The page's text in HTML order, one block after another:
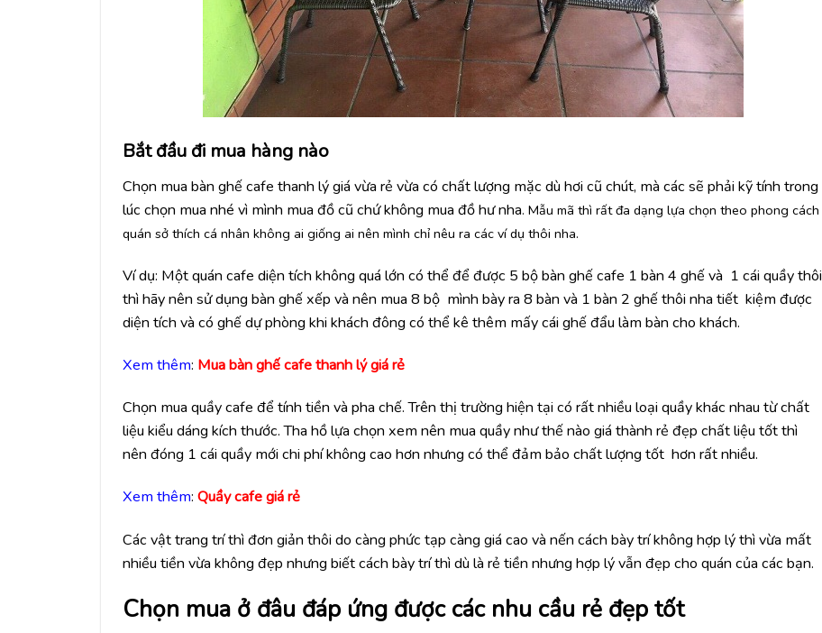
Bắt đầu đi mua hàng nào
Chọn mua bàn ghế cafe thanh lý giá vừa rẻ vừa có chất lượng mặc dù hơi cũ chút, mà các sẽ phải kỹ tính trong
lúc chọn mua nhé vì mình mua đồ cũ chứ không mua đồ hư nha. Mẫu mã thì rất đa dạng lựa chọn theo phong cách
quán sở thích cá nhân không ai giống ai nên mình chỉ nêu ra các ví dụ thôi nha.
Ví dụ: Một quán cafe diện tích không quá lớn có thể để được 5 bộ bàn ghế cafe 1 bàn 4 ghế và 1 cái quầy thôi
thì hãy nên sử dụng bàn ghế xếp và nên mua 8 bộ mình bày ra 8 bàn và 1 bàn 2 ghế thôi nha tiết kiệm được
diện tích và có ghế dự phòng khi khách đông có thể kê thêm mấy cái ghế đẩu làm bàn cho khách.
Xem thêm: Mua bàn ghế cafe thanh lý giá rẻ
Chọn mua quầy cafe để tính tiền và pha chế. Trên thị trường hiện tại có rất nhiều loại quầy khác nhau từ chất
liệu kiểu dáng kích thước. Tha hồ lựa chọn xem nên mua quầy như thế nào giá thành rẻ đẹp chất liệu tốt thì
nên đóng 1 cái quầy mới chi phí không cao hơn nhưng có thể đảm bảo chất lượng tốt hơn rất nhiều.
Xem thêm:Quầy cafe giá rẻ
Các vật trang trí thì đơn giản thôi do càng phức tạp càng giá cao và nến cách bày trí không hợp lý thì vừa mất
nhiều tiền vừa không đẹp nhưng biết cách bày trí thì dù là rẻ tiền nhưng hợp lý vẫn đẹp cho quán của các bạn.
Chọn mua ở đâu đáp ứng được các nhu cầu rẻ đẹp tốt